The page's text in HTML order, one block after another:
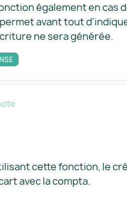
également en cas
avant tout
ne sera générée.
cette fonction, le
avec la compta.